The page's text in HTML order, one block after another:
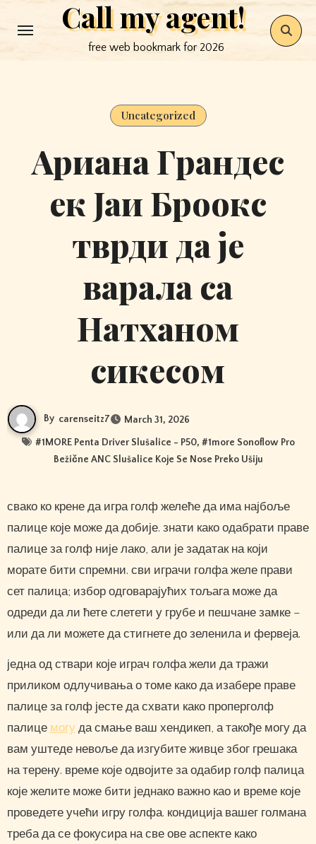
to
Call my agent!
free web bookmark for 2026
Uncategorized
Ариана Грандес
ек Јаи Броокс
тврди да је
варала са
Натханом
сикесом
By carenseitz7 March 31, 2026
#1MORE Penta Driver Slušalice - P50, #1more Sonoflow Pro
Bežične ANC Slušalice Koje Se Nose Preko Ušiju
свако ко крене да игра голф желеће да има најбоље
палице које може да добије. знати како одабрати праве
палице за голф није лако, али је задатак на који
морате бити спремни. сви играчи голфа желе прави
сет палица; избор одговарајућих тољага може да
одреди да ли ћете слетети у грубе и пешчане замке –
или да ли можете да стигнете до зеленила и фервеја.
једна од ствари које играч голфа жели да тражи
приликом одлучивања о томе како да изабере праве
палице за голф јесте да схвати како проперголф
палице могуда смање ваш хендикеп, а такође могу да
вам уштеде невоље да изгубите живце због грешака
на терену. време које одвојите за одабир голф палица
које желите може бити једнако важно као и време које
проведете учећи игру голфа. кондиција вашег голмана
треба да се фокусира на све ове аспекте како